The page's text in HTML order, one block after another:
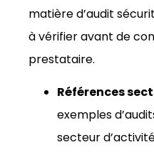
matière d’audit
à vérifier avant de
prestataire.
Références
exemples
secteur